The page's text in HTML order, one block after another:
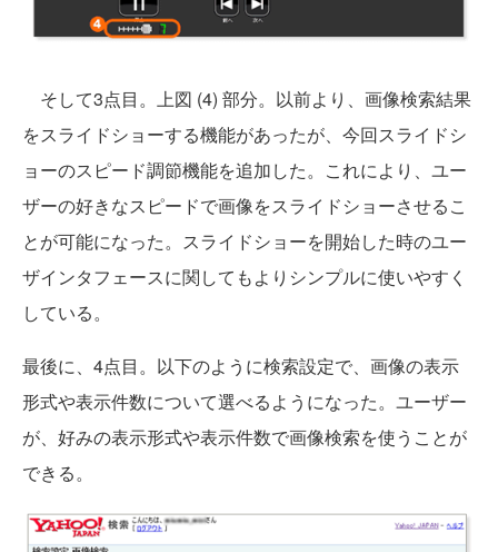
そして3点目。上図 (4) 部分。以前より、画像検索結果
をスライドショーする機能があったが、今回スライドシ
ョーのスピード調節機能を追加した。これにより、ユー
ザーの好きなスピードで画像をスライドショーさせるこ
とが可能になった。スライドショーを開始した時のユー
ザインタフェースに関してもよりシンプルに使いやすく
している。
最後に、4点目。以下のように検索設定で、画像の表示
形式や表示件数について選べるようになった。ユーザー
が、好みの表示形式や表示件数で画像検索を使うことが
できる。